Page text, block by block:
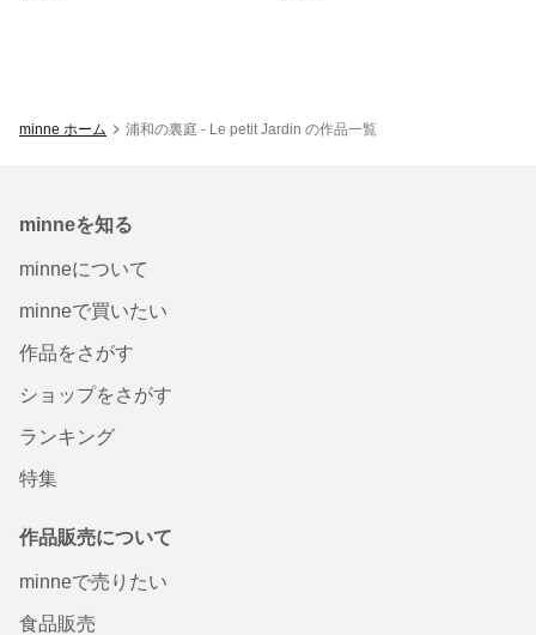
minne ホーム 浦和の裏庭 - Le petit Jardin の作品一覧
minneを知る
minneについて
minneで買いたい
作品をさがす
ショップをさがす
ランキング
特集
作品販売について
minneで売りたい
食品販売